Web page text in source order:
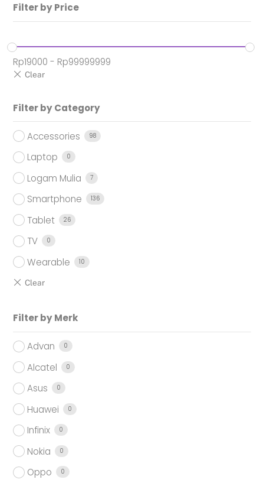
Filter by Price
Rp19000 - Rp99999999
Filter by Category
Accessories 98
Laptop 0
Logam Mulia 7
Smartphone 136
Tablet 26
TV 0
Wearable 10
Filter by Merk
Advan 0
Alcatel 0
Asus 0
Huawei 0
Infinix 0
Nokia 0
Oppo 0